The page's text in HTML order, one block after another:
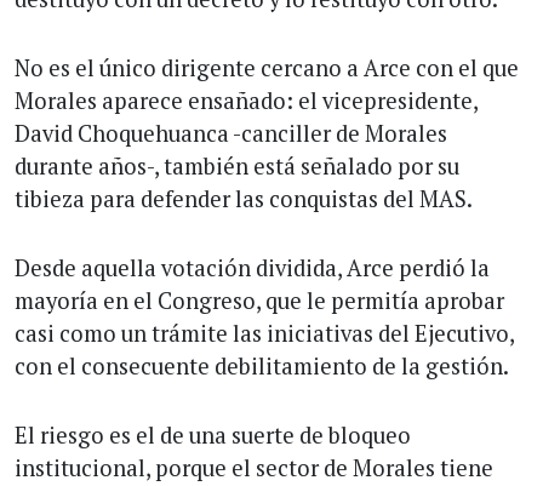
No es el único dirigente cercano a Arce con el que
Morales aparece ensañado: el vicepresidente,
David Choquehuanca -canciller de Morales
durante años-, también está señalado por su
tibieza para defender las conquistas del MAS.
Desde aquella votación dividida, Arce perdió la
mayoría en el Congreso, que le permitía aprobar
casi como un trámite las iniciativas del Ejecutivo,
con el consecuente debilitamiento de la gestión.
El riesgo es el de una suerte de bloqueo
institucional, porque el sector de Morales tiene